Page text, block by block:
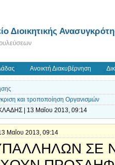
Διοικητικής
Ανοικτή Διακυβέρνηση
και τροποποίηση Οργανισμών
| 13 Μαΐου 2013, 09:14
Μαΐου 2013, 09:14
ΣΕ